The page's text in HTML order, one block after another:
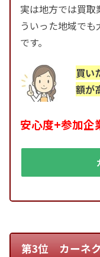
実は地方では買取
ういった地域で
です。
買い
額が
安心度+参加
第3位 カーネ